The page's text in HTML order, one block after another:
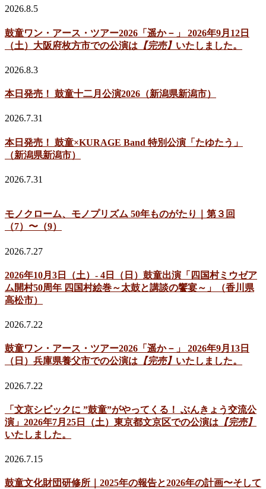
2026.8.5
鼓童ワン・アース・ツアー2026「遥か－」 2026年9月12日
（土）大阪府枚方市での公演は 【完売】 いたしました。
2026.8.3
本日発売！ 鼓童十二月公演2026（新潟県新潟市）
2026.7.31
本日発売！ 鼓童×KURAGE Band 特別公演「たゆたう」
（新潟県新潟市）
2026.7.31
モノクローム、モノプリズム 50年ものがたり｜第３回
（7）〜（9）
2026.7.27
2026年10月3日（土）- 4日（日）鼓童出演「四国村ミウゼア
ム開村50周年 四国村絵巻～太鼓と講談の饗宴～」（香川県
高松市）
2026.7.22
鼓童ワン・アース・ツアー2026「遥か－」 2026年9月13日
（日）兵庫県養父市での公演は 【完売】 いたしました。
2026.7.22
「文京シビックに ”鼓童”がやってくる！ ぶんきょう交流公
演」2026年7月25日（土）東京都文京区での公演は 【完売】
いたしました。
2026.7.15
鼓童文化財団研修所｜2025年の報告と2026年の計画〜そして